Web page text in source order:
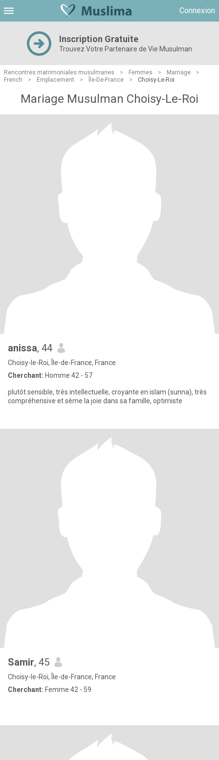
Connexion
Inscription Gratuite
Trouvez Votre Partenaire de Vie Musulman
Rencontres matrimoniales musulmanes > Femmes > Marriage
>
French
> Emplacement > Île-De-France > Choisy-Le-Roi
Mariage Musulman Choisy-Le-Roi
anissa, 44
Choisy-le-Roi, Île-de-France, France
Cherchant: Homme 42 - 57
plutôt sensible, très intellectuelle, croyante en islam (sunna), très
compréhensive et sème la joie dans sa famille, optimiste
Samir, 45
Choisy-le-Roi, Île-de-France, France
Cherchant: Femme 42 - 59